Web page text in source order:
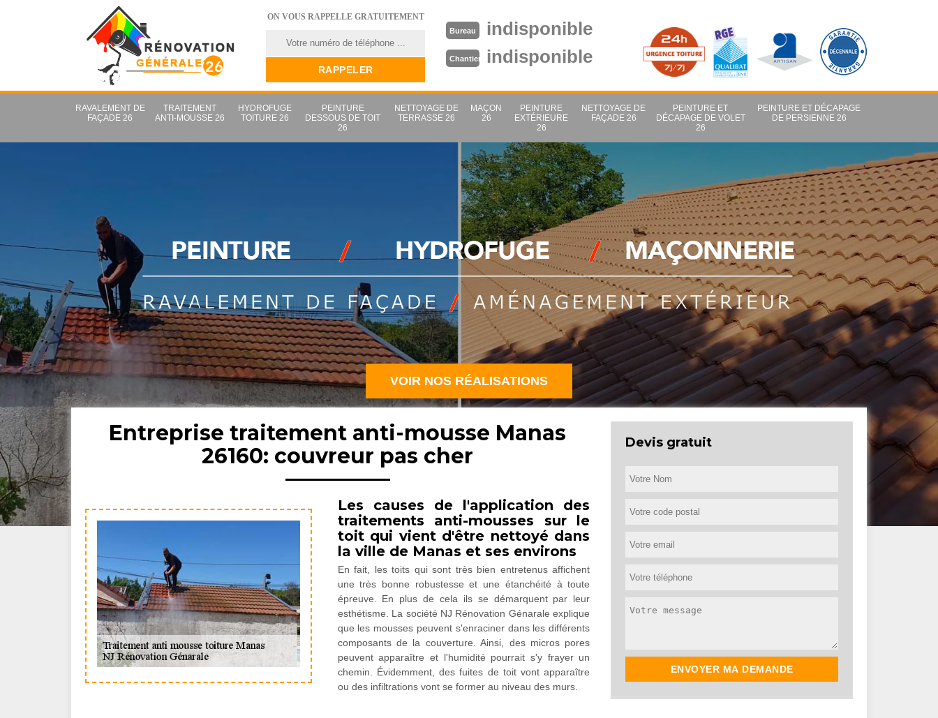
ON VOUS RAPPELLE GRATUITEMENT
Bureau indisponible
Chantier indisponible
RAVALEMENT DE
FAÇADE 26
TRAITEMENT
ANTI-MOUSSE 26
HYDROFUGE
TOITURE 26
PEINTURE
DESSOUS DE TOIT
26
NETTOYAGE DE
TERRASSE 26
MAÇON
26
PEINTURE
EXTÉRIEURE
26
NETTOYAGE DE
FAÇADE 26
PEINTURE ET
DÉCAPAGE DE VOLET
26
PEINTURE ET DÉCAPAGE
DE PERSIENNE 26
VOIR NOS RÉALISATIONS
Entreprise traitement anti-mousse Manas
26160: couvreur pas cher
Les causes de l'application des
traitements anti-mousses sur le
toit qui vient d'être nettoyé dans
la ville de Manas et ses environs
En fait, les toits qui sont très bien entretenus affichent
une très bonne robustesse et une étanchéité à toute
épreuve. En plus de cela ils se démarquent par leur
esthétisme. La société NJ Rénovation Génarale explique
que les mousses peuvent s'enraciner dans les différents
composants de la couverture. Ainsi, des micros pores
peuvent apparaître et l'humidité pourrait s'y frayer un
chemin. Évidemment, des fuites de toit vont apparaître
ou des infiltrations vont se former au niveau des murs.
Devis gratuit